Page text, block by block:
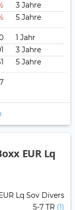
3 Jahre
5 Jahre
1 Jahr
3 Jahre
5 Jahre
EUR Lq
Lq Sov Divers
5-7 TR (1)